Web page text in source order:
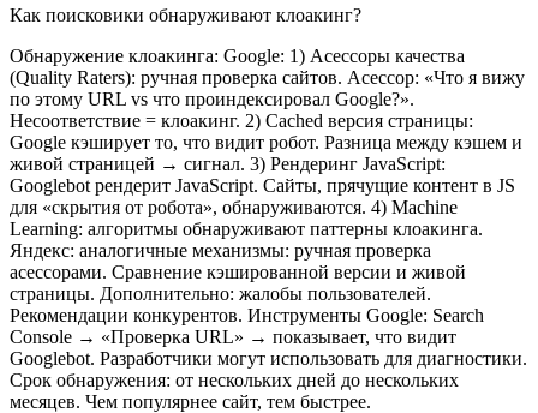
Как поисковики обнаруживают клоакинг?
Обнаружение клоакинга: Google: 1) Асессоры качества
(Quality Raters): ручная проверка сайтов. Асессор: «Что я вижу
по этому URL vs что проиндексировал Google?».
Несоответствие = клоакинг. 2) Cached версия страницы:
Google кэширует то, что видит робот. Разница между кэшем и
живой страницей → сигнал. 3) Рендеринг JavaScript:
Googlebot рендерит JavaScript. Сайты, прячущие контент в JS
для «скрытия от робота», обнаруживаются. 4) Machine
Learning: алгоритмы обнаруживают паттерны клоакинга.
Яндекс: аналогичные механизмы: ручная проверка
асессорами. Сравнение кэшированной версии и живой
страницы. Дополнительно: жалобы пользователей.
Рекомендации конкурентов. Инструменты Google: Search
Console → «Проверка URL» → показывает, что видит
Googlebot. Разработчики могут использовать для диагностики.
Срок обнаружения: от нескольких дней до нескольких
месяцев. Чем популярнее сайт, тем быстрее.